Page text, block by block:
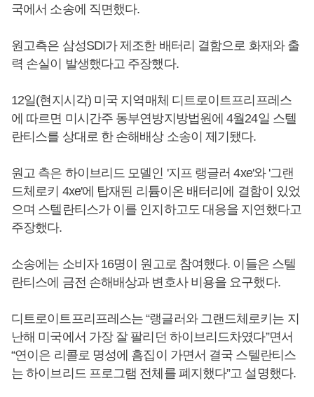
국에서 소송에 직면했다.
원고측은 삼성SDI가 제조한 배터리 결함으로 화재와 출
력 손실이 발생했다고 주장했다.
12일(현지시각) 미국 지역매체 디트로이트프리프레스
에 따르면 미시간주 동부연방지방법원에 4월24일 스텔
란티스를 상대로 한 손해배상 소송이 제기됐다.
원고 측은 하이브리드 모델인 '지프 랭글러 4xe'와 '그랜
드체로키 4xe'에 탑재된 리튬이온 배터리에 결함이 있었
으며 스텔란티스가 이를 인지하고도 대응을 지연했다고
주장했다.
소송에는 소비자 16명이 원고로 참여했다. 이들은 스텔
란티스에 금전 손해배상과 변호사 비용을 요구했다.
디트로이트프리프레스는 “랭글러와 그랜드체로키는 지
난해 미국에서 가장 잘 팔리던 하이브리드차였다”면서
“연이은 리콜로 명성에 흠집이 가면서 결국 스텔란티스
는 하이브리드 프로그램 전체를 폐지했다”고 설명했다.